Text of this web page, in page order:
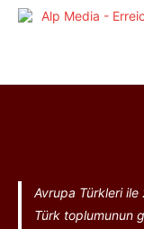
Avrupa Türkleri ile
Türk toplumunun